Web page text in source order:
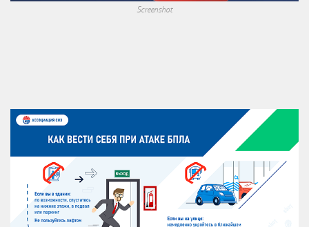
Screenshot